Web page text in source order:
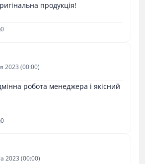
продукція!
0
2023 (00:00)
робота менеджера і якісний
0
2023 (00:00)